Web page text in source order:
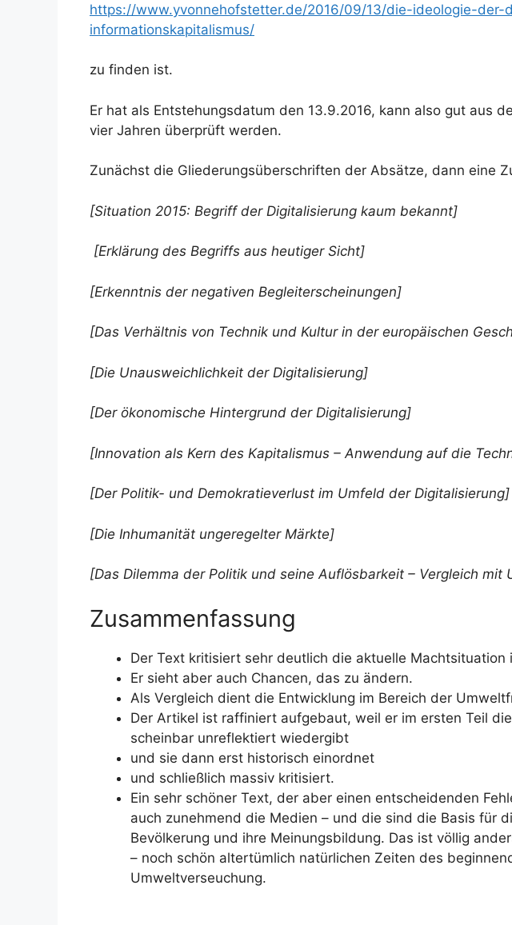
https://www.yvonnehofstetter.de/2016/09/13/die-ideologie-der-
informationskapitalismus/
zu finden ist.
Er hat als Entstehungsdatum den 13.9.2016, kann also gut aus
vier Jahren überprüft werden.
Zunächst die Gliederungsüberschriften der Absätze, dann eine
[Situation 2015: Begriff der Digitalisierung kaum bekannt]
[Erklärung des Begriffs aus heutiger Sicht]
[Erkenntnis der negativen Begleiterscheinungen]
[Das Verhältnis von Technik und Kultur in der europäischen
[Die Unausweichlichkeit der Digitalisierung]
[Der ökonomische Hintergrund der Digitalisierung]
[Innovation als Kern des Kapitalismus – Anwendung auf die
[Der Politik- und Demokratieverlust im Umfeld der Digitalisierung]
[Die Inhumanität ungeregelter Märkte]
[Das Dilemma der Politik und seine Auflösbarkeit – Vergleich mit
Zusammenfassung
Der Text kritisiert sehr deutlich die aktuelle Machtsituation
Er sieht aber auch Chancen, das zu ändern.
Als Vergleich dient die Entwicklung im Bereich der
Der Artikel ist raffiniert aufgebaut, weil er im ersten Teil
scheinbar unreflektiert wiedergibt
und sie dann erst historisch einordnet
und schließlich massiv kritisiert.
Ein sehr schöner Text, der aber einen entscheidenden
auch zunehmend die Medien – und die sind die Basis für
Bevölkerung und ihre Meinungsbildung. Das ist völlig
– noch schön altertümlich natürlichen Zeiten des
Umweltverseuchung.